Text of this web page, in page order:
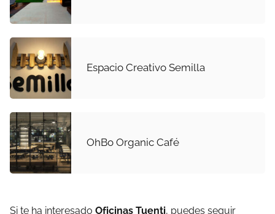
Espacio Creativo Semilla
OhBo Organic Café
Si te ha interesado Oficinas Tuenti, puedes seguir